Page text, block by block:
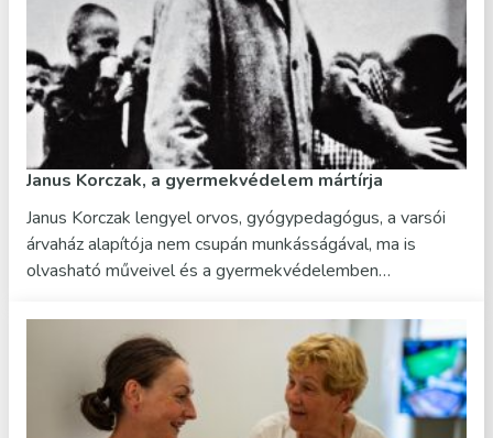
Janus Korczak, a gyermekvédelem mártírja
Janus Korczak lengyel orvos, gyógypedagógus, a varsói
árvaház alapítója nem csupán munkásságával, ma is
olvasható műveivel és a gyermekvédelemben…